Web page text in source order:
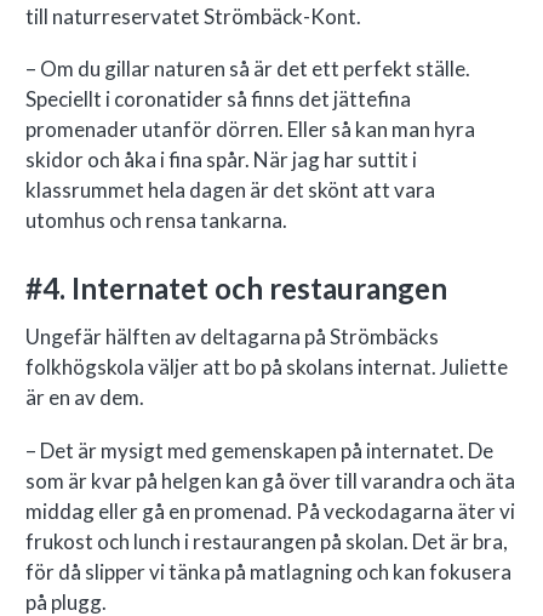
till naturreservatet Strömbäck-Kont.
– Om du gillar naturen så är det ett perfekt ställe.
Speciellt i coronatider så finns det jättefina
promenader utanför dörren. Eller så kan man hyra
skidor och åka i fina spår. När jag har suttit i
klassrummet hela dagen är det skönt att vara
utomhus och rensa tankarna.
#4. Internatet och restaurangen
Ungefär hälften av deltagarna på Strömbäcks
folkhögskola väljer att bo på skolans internat. Juliette
är en av dem.
– Det är mysigt med gemenskapen på internatet. De
som är kvar på helgen kan gå över till varandra och äta
middag eller gå en promenad. På veckodagarna äter vi
frukost och lunch i restaurangen på skolan. Det är bra,
för då slipper vi tänka på matlagning och kan fokusera
på plugg.